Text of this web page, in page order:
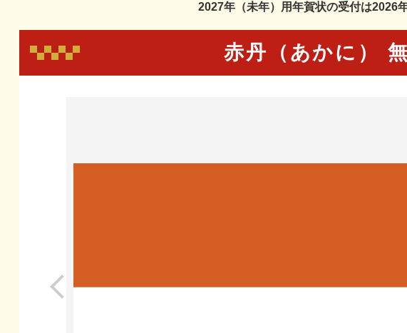
2027年（未年）用年賀状の受付は2026
赤丹（あかに）